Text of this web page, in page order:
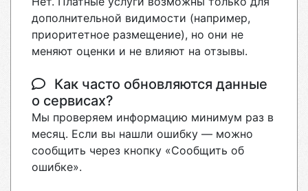
дополнительной видимости (например,
приоритетное размещение), но они не
меняют оценки и не влияют на отзывы.
Как часто обновляются данные
о сервисах?
Мы проверяем информацию минимум раз в
месяц. Если вы нашли ошибку — можно
сообщить через кнопку «Сообщить об
ошибке».